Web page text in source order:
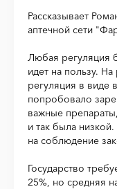
Рассказывает
аптечной сети
Любая регуляция
идет на пользу.
регуляция в виде
попробовало
важные
и так была
на соблюдение
Государство
25%, но средняя